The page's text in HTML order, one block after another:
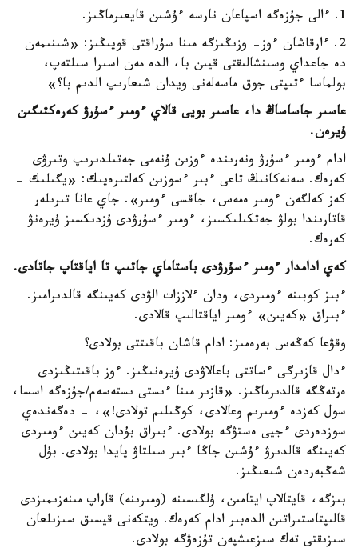
1. ءالى جۇزەگە اسپاعان نارسە ءۇشىن قايعىرماڭىز.
2. ءارقاشان ءوز- وزىڭىزگە مىنا سۇراقتى قويىڭىز: «شىنىمەن
دە جاعداي وسىنشالىقتى قيىن با، الدە مەن اسىرا سىلتەپ،
بولماسا ءتىپتى جوق ماسەلەنى ويدان شىعارىپ الدىم با؟»
عاسىر جاساساڭ دا، عاسىر بويى قالاي ءومىر ءسۇرۋ كەرەكتىگىن
ۇيرەن.
ادام ءومىر ءسۇرۋ ونەرىندە ءوزىن ۇنەمى جەتىلدىرىپ وتىرۋى
كەرەك. سەنەكانىڭ تاعى ءبىر ءسوزىن كەلتىرەيىك: «يگىلىك -
كەز كەلگەن ءومىر ەمەس، جاقسى ءومىر». جاي عانا تىرىلەر
قاتارىندا بولۋ جەتكىلىكسىز، ءومىر ءسۇرۋدى ۇزدىكسىز ۇيرەنۋ
كەرەك.
كەي ادامدار ءومىر ءسۇرۋدى باستاماي جاتىپ تا اياقتاپ جاتادى.
ءبىز كوبىنە ءومىردى، ودان ءلاززات الۋدى كەيىنگە قالدىرامىز.
ءبىراق «كەيىن» ءومىر اياقتالىپ قالادى.
وقۋعا كەڭەس بەرەمىز: ادام قاشان باقىتتى بولادى؟
ءدال قازىرگى ءساتتى باعالاۋدى ۇيرەنىڭىز. ءوز باقىتىڭىزدى
ەرتەڭگە قالدىرماڭىز. «قازىر مىنا ءىستى ىستەسەم/جۇزەگە اسسا،
سول كەزدە ءومىرىم وعالادى، كوڭىلىم تولادى!»، - دەگەندەي
سوزدەردى ءجيى ەستۋگە بولادى. ءبىراق بۇدان كەيىن ءومىردى
كەيىنگە قالدىرۋ ءۇشىن جاڭا ءبىر سىلتاۋ پايدا بولادى. بۇل
شەڭبەردەن شىعىڭىز.
بىزگە، قايتالاپ ايتامىن، ۇلگىسىنە (ومىرىنە) قاراپ مىنەزىمىزدى
قالىپتاستىراتىن الدەبىر ادام كەرەك. ويتكەنى قيسىق سىزىلعان
سىزىقتى تەك سىزعىشپەن تۇزەۋگە بولادى.